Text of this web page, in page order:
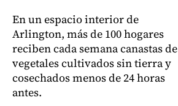
En un espacio interior de
Arlington, más de 100 hogares
reciben cada semana canastas de
vegetales cultivados sin tierra y
cosechados menos de 24 horas
antes.